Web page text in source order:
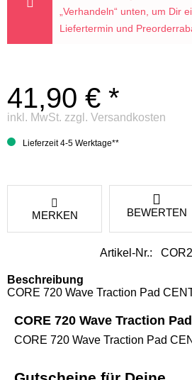
„Verhandeln“ unten, um Dir
Liefertermin und
41,90 € *
inkl. MwSt. zzgl. Versandkosten
Lieferzeit 4-5 Werktage**
MERKEN BEWERTEN
Artikel-Nr.:
Beschreibung
CORE 720 Wave Traction Pad
CORE 720 Wave Traction
CORE 720 Wave Traction Pad